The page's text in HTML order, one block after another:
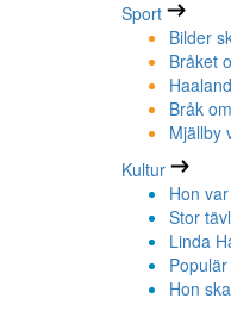
Sport
Bilder
Bråket
Bråk
Mjällby
Kultur
Hon
Stor
Linda
Hon